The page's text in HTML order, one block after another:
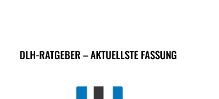
DLH-RATGEBER – AKTUELLSTE FASSUNG